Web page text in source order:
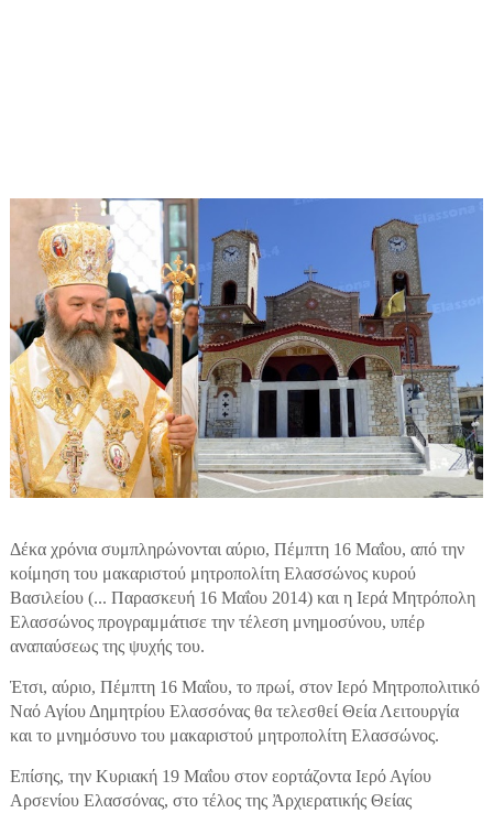
Δέκα χρόνια συμπληρώνονται αύριο, Πέμπτη 16 Μαΐου, από την
κοίμηση του μακαριστού μητροπολίτη Ελασσώνος κυρού
Βασιλείου (... Παρασκευή 16 Μαΐου 2014) και η Ιερά Μητρόπολη
Ελασσώνος προγραμμάτισε την τέλεση μνημοσύνου, υπέρ
αναπαύσεως της ψυχής του.
Έτσι, αύριο, Πέμπτη 16 Μαΐου, το πρωί, στον Ιερό Μητροπολιτικό
Ναό Αγίου Δημητρίου Ελασσόνας θα τελεσθεί Θεία Λειτουργία
και το μνημόσυνο του μακαριστού μητροπολίτη Ελασσώνος.
Επίσης, την Κυριακή 19 Μαΐου στον εορτάζοντα Ιερό Αγίου
Αρσενίου Ελασσόνας, στο τέλος της Ἀρχιερατικής Θείας